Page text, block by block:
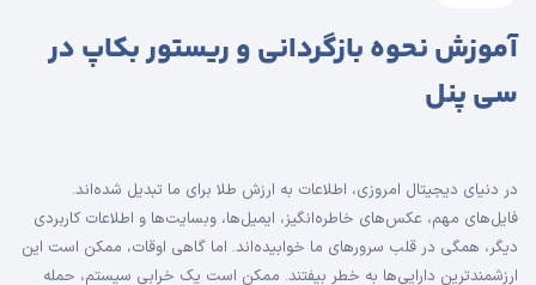
آموزش نحوه بازگردانی و ریستور بکاپ در
سی پنل
در دنیای دیجیتال امروزی، اطلاعات به ارزش طلا برای ما تبدیل شده‌اند.
فایل‌های مهم، عکس‌های خاطره‌انگیز، ایمیل‌ها، وبسایت‌ها و اطلاعات کاربردی
دیگر، همگی در قلب سرورهای ما خوابیده‌اند. اما گاهی اوقات، ممکن است این
ارزشمندترین دارایی‌ها به خطر بیفتند. ممکن است یک خرابی سیستم، حمله